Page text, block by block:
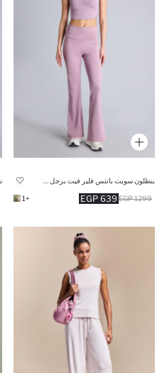
639 EGP 1299 EGP
+1